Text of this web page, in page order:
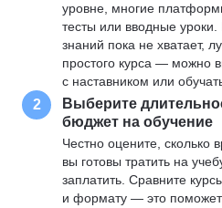
уровне, многие
тесты или вводные уроки.
знаний пока не хватает,
простого курса — можно
с наставником или
2
Выберите
бюджет на обучение
Честно оцените, сколько
вы готовы тратить на
заплатить. Сравните
и формату — это поможет